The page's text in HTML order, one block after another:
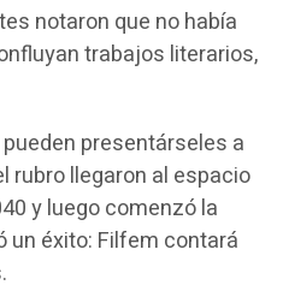
notaron que no había
trabajos literarios,
presentárseles a
rubro llegaron al espacio
y luego comenzó la
un éxito: Filfem contará